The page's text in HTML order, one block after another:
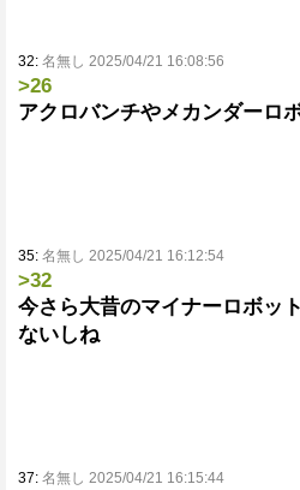
32: 名無し 2025/04/21 16:08:56
>26
アクロバンチやメカンダーロ
35: 名無し 2025/04/21 16:12:54
>32
今さら大昔のマイナーロボッ
ないしね
37: 名無し 2025/04/21 16:15:44